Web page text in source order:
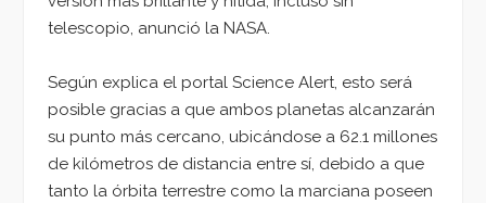
telescopio, anunció la NASA.
Según explica el portal Science Alert, esto será
posible gracias a que ambos planetas alcanzarán
su punto más cercano, ubicándose a 62.1 millones
de kilómetros de distancia entre sí, debido a que
tanto la órbita terrestre como la marciana poseen